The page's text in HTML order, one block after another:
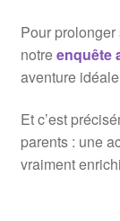
Pour
notreenquête
aventure
Et c’est
parents : une
vraiment